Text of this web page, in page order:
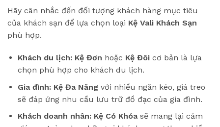
Hãy cân nhắc đến đối tượng khách hàng mục tiêu
của khách sạn để lựa chọn loại Kệ Vali Khách Sạn
phù hợp.
Khách du lịch: Kệ Đơn hoặc Kệ Đôicơ bản là lựa
chọn phù hợp cho khách du lịch.
Gia đình: Kệ Đa Năng với nhiều ngăn kéo, giá treo
sẽ đáp ứng nhu cầu lưu trữ đồ đạc của gia đình.
Khách doanh nhân: Kệ Có Khóasẽ mang lại cảm